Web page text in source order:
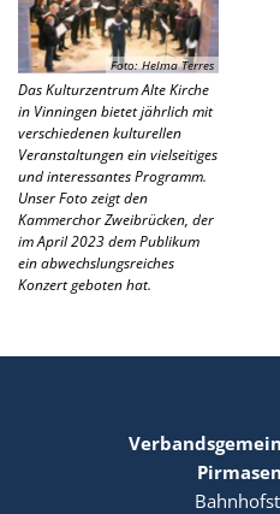
Foto: Helma Terres
Das Kulturzentrum Alte Kirche
in Vinningen bietet jährlich mit
verschiedenen kulturellen
Veranstaltungen ein vielseitiges
und interessantes Programm.
Unser Foto zeigt den
Kammerchor Zweibrücken, der
im April 2023 dem Publikum
ein abwechslungsreiches
Konzert geboten hat.